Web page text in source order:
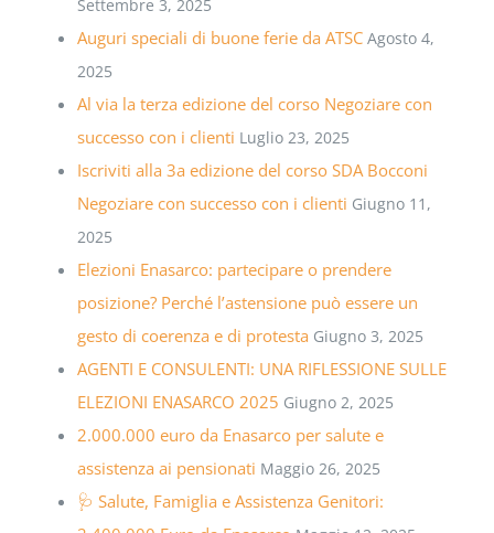
Settembre 3, 2025
Auguri speciali di buone ferie da ATSC Agosto 4,
2025
Al via la terza edizione del corso Negoziare con
successo con i clienti Luglio 23, 2025
Iscriviti alla 3a edizione del corso SDA Bocconi
Negoziare con successo con i clienti Giugno 11,
2025
Elezioni Enasarco: partecipare o prendere
posizione? Perché l’astensione può essere un
gesto di coerenza e di protesta Giugno 3, 2025
AGENTI E CONSULENTI: UNA RIFLESSIONE SULLE
ELEZIONI ENASARCO 2025 Giugno 2, 2025
2.000.000 euro da Enasarco per salute e
assistenza ai pensionati Maggio 26, 2025
🩺 Salute, Famiglia e Assistenza Genitori: